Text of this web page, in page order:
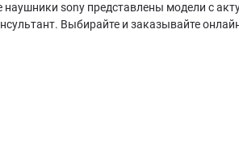
sony представлены модели с
Выбирайте и заказывайте